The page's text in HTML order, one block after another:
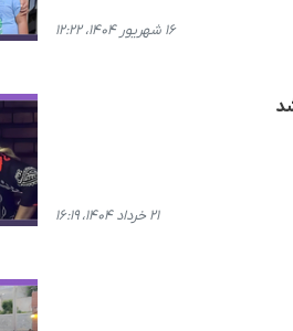
۱۶ شهریور ۱۴۰۴، ۱۲:۲۲
۲۱ خرداد ۱۴۰۴، ۱۶:۱۹